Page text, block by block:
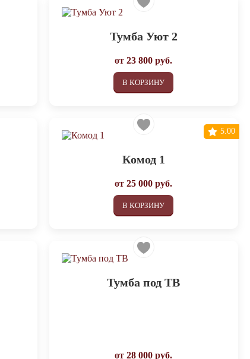
Тумба Уют 2
от23 800 руб.
В КОРЗИНУ
Комод 1
от25 000 руб.
В КОРЗИНУ
5.00
Тумба под ТВ
от28 000 руб.